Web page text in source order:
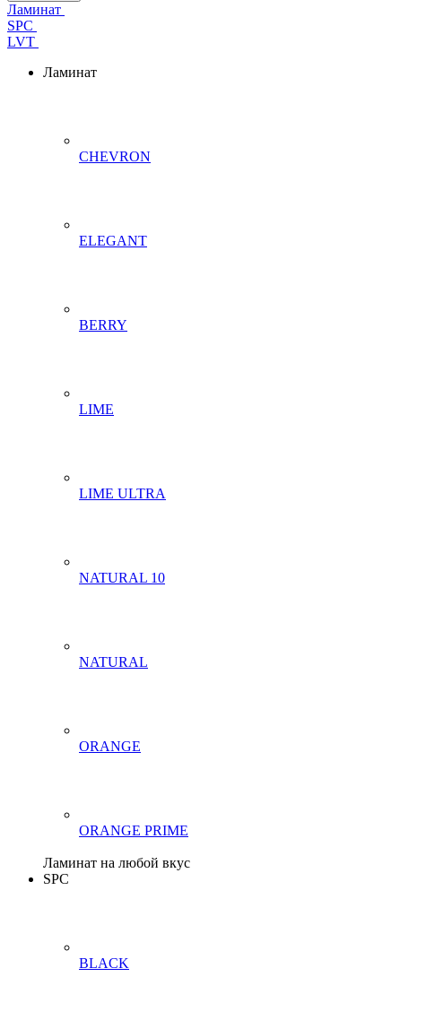
Ламинат
SPC
LVT
Ламинат
CHEVRON
ELEGANT
BERRY
LIME
LIME ULTRA
NATURAL 10
NATURAL
ORANGE
ORANGE PRIME
Ламинат на любой вкус
SPC
BLACK